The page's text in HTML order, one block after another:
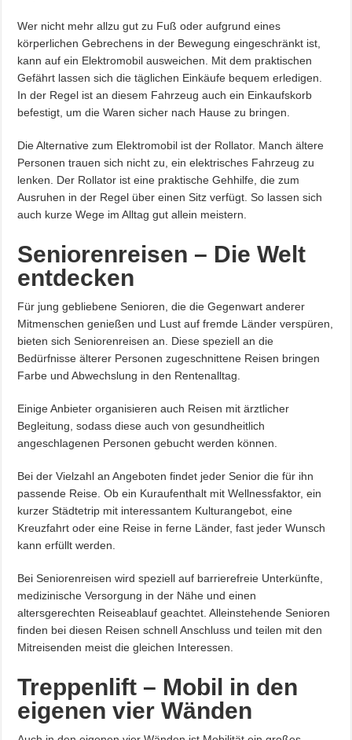
Wer nicht mehr allzu gut zu Fuß oder aufgrund eines
körperlichen Gebrechens in der Bewegung eingeschränkt ist,
kann auf ein Elektromobil ausweichen. Mit dem praktischen
Gefährt lassen sich die täglichen Einkäufe bequem erledigen.
In der Regel ist an diesem Fahrzeug auch ein Einkaufskorb
befestigt, um die Waren sicher nach Hause zu bringen.
Die Alternative zum Elektromobil ist der Rollator. Manch ältere
Personen trauen sich nicht zu, ein elektrisches Fahrzeug zu
lenken. Der Rollator ist eine praktische Gehhilfe, die zum
Ausruhen in der Regel über einen Sitz verfügt. So lassen sich
auch kurze Wege im Alltag gut allein meistern.
Seniorenreisen – Die Welt
entdecken
Für jung gebliebene Senioren, die die Gegenwart anderer
Mitmenschen genießen und Lust auf fremde Länder verspüren,
bieten sich Seniorenreisen an. Diese speziell an die
Bedürfnisse älterer Personen zugeschnittene Reisen bringen
Farbe und Abwechslung in den Rentenalltag.
Einige Anbieter organisieren auch Reisen mit ärztlicher
Begleitung, sodass diese auch von gesundheitlich
angeschlagenen Personen gebucht werden können.
Bei der Vielzahl an Angeboten findet jeder Senior die für ihn
passende Reise. Ob ein Kuraufenthalt mit Wellnessfaktor, ein
kurzer Städtetrip mit interessantem Kulturangebot, eine
Kreuzfahrt oder eine Reise in ferne Länder, fast jeder Wunsch
kann erfüllt werden.
Bei Seniorenreisen wird speziell auf barrierefreie Unterkünfte,
medizinische Versorgung in der Nähe und einen
altersgerechten Reiseablauf geachtet. Alleinstehende Senioren
finden bei diesen Reisen schnell Anschluss und teilen mit den
Mitreisenden meist die gleichen Interessen.
Treppenlift – Mobil in den
eigenen vier Wänden